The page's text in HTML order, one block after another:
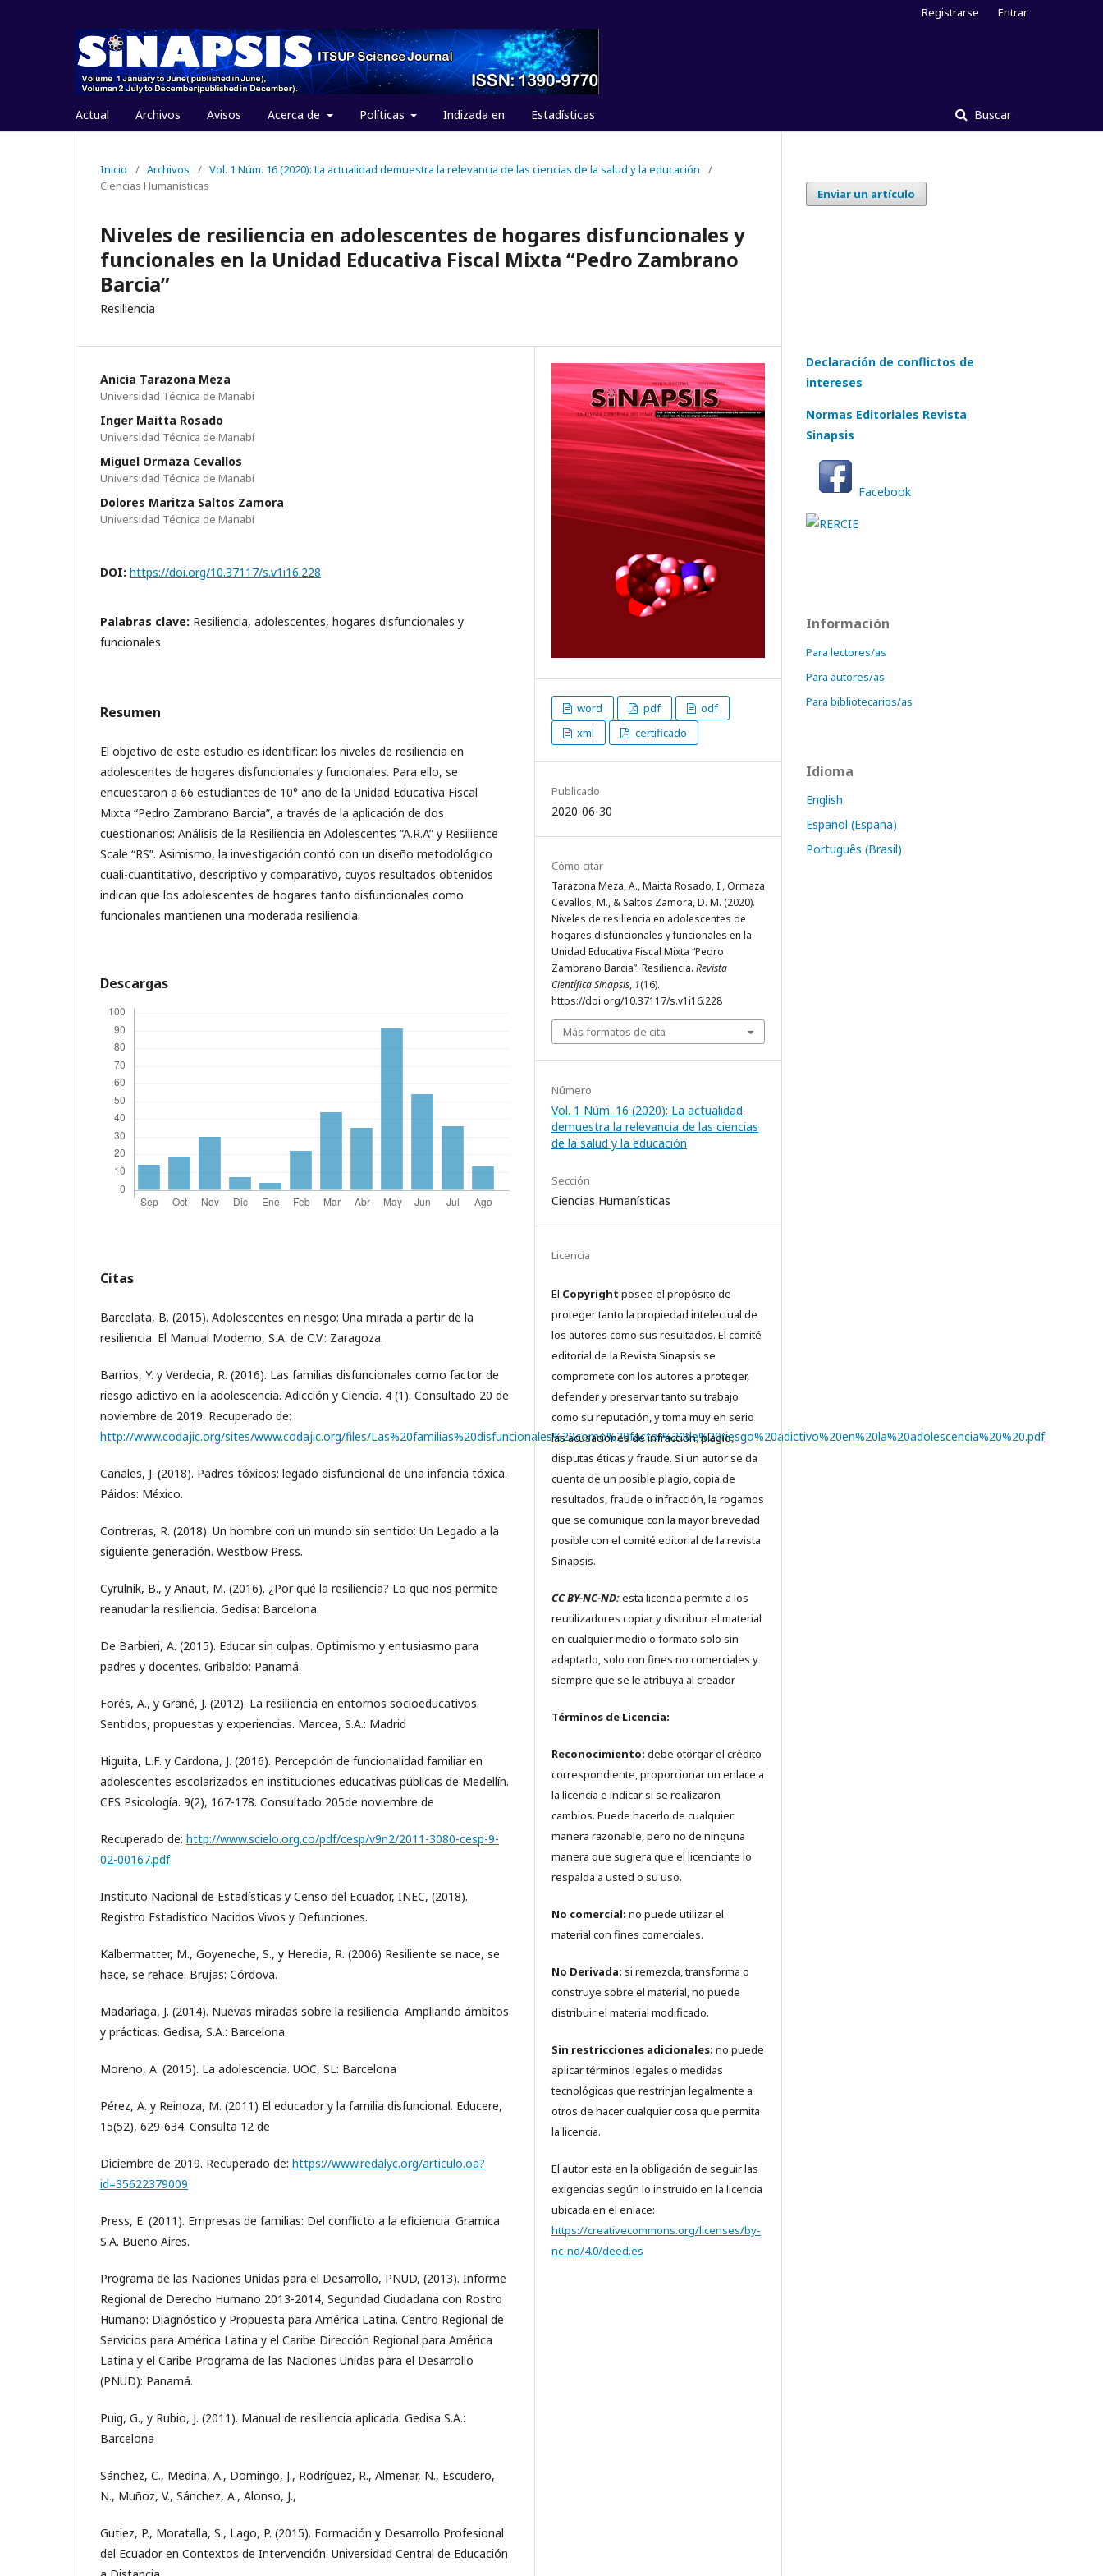
Actual Archivos Avisos Acerca de Políticas Indizada en Estadísticas Buscar
Registrarse Entrar
Inicio / Archivos / Vol. 1 Núm. 16 (2020): La actualidad demuestra la relevancia de las ciencias de la salud y la educación
/
Ciencias Humanísticas
Niveles de resiliencia en adolescentes de hogares disfuncionales y
funcionales en la Unidad Educativa Fiscal Mixta “Pedro Zambrano
Barcia”
Resiliencia
Anicia Tarazona Meza
Universidad Técnica de Manabí
Inger Maitta Rosado
Universidad Técnica de Manabí
Miguel Ormaza Cevallos
Universidad Técnica de Manabí
Dolores Maritza Saltos Zamora
Universidad Técnica de Manabí
DOI: https://doi.org/10.37117/s.v1i16.228
Palabras clave: Resiliencia, adolescentes, hogares disfuncionales y
funcionales
Resumen
El objetivo de este estudio es identificar: los niveles de resiliencia en
adolescentes de hogares disfuncionales y funcionales. Para ello, se
encuestaron a 66 estudiantes de 10° año de la Unidad Educativa Fiscal
Mixta “Pedro Zambrano Barcia”, a través de la aplicación de dos
cuestionarios: Análisis de la Resiliencia en Adolescentes “A.R.A” y Resilience
Scale “RS”. Asimismo, la investigación contó con un diseño metodológico
cuali-cuantitativo, descriptivo y comparativo, cuyos resultados obtenidos
indican que los adolescentes de hogares tanto disfuncionales como
funcionales mantienen una moderada resiliencia.
Descargas
Citas
Barcelata, B. (2015). Adolescentes en riesgo: Una mirada a partir de la
resiliencia. El Manual Moderno, S.A. de C.V.: Zaragoza.
Barrios, Y. y Verdecia, R. (2016). Las familias disfuncionales como factor de
riesgo adictivo en la adolescencia. Adicción y Ciencia. 4 (1). Consultado 20 de
noviembre de 2019. Recuperado de:
http://www.codajic.org/sites/www.codajic.org/files/Las%20familias%20disfuncionales%20como%20factor%20de%20riesgo%20adictivo%20en%20la%20adolescencia%20%20.pdf
Canales, J. (2018). Padres tóxicos: legado disfuncional de una infancia tóxica.
Páidos: México.
Contreras, R. (2018). Un hombre con un mundo sin sentido: Un Legado a la
siguiente generación. Westbow Press.
Cyrulnik, B., y Anaut, M. (2016). ¿Por qué la resiliencia? Lo que nos permite
reanudar la resiliencia. Gedisa: Barcelona.
De Barbieri, A. (2015). Educar sin culpas. Optimismo y entusiasmo para
padres y docentes. Gribaldo: Panamá.
Forés, A., y Grané, J. (2012). La resiliencia en entornos socioeducativos.
Sentidos, propuestas y experiencias. Marcea, S.A.: Madrid
Higuita, L.F. y Cardona, J. (2016). Percepción de funcionalidad familiar en
adolescentes escolarizados en instituciones educativas públicas de Medellín.
CES Psicología. 9(2), 167-178. Consultado 205de noviembre de
Recuperado de: http://www.scielo.org.co/pdf/cesp/v9n2/2011-3080-cesp-9-
02-00167.pdf
Instituto Nacional de Estadísticas y Censo del Ecuador, INEC, (2018).
Registro Estadístico Nacidos Vivos y Defunciones.
Kalbermatter, M., Goyeneche, S., y Heredia, R. (2006) Resiliente se nace, se
hace, se rehace. Brujas: Córdova.
Madariaga, J. (2014). Nuevas miradas sobre la resiliencia. Ampliando ámbitos
y prácticas. Gedisa, S.A.: Barcelona.
Moreno, A. (2015). La adolescencia. UOC, SL: Barcelona
Pérez, A. y Reinoza, M. (2011) El educador y la familia disfuncional. Educere,
15(52), 629-634. Consulta 12 de
Diciembre de 2019. Recuperado de: https://www.redalyc.org/articulo.oa?
id=35622379009
Press, E. (2011). Empresas de familias: Del conflicto a la eficiencia. Gramica
S.A. Bueno Aires.
Programa de las Naciones Unidas para el Desarrollo, PNUD, (2013). Informe
Regional de Derecho Humano 2013-2014, Seguridad Ciudadana con Rostro
Humano: Diagnóstico y Propuesta para América Latina. Centro Regional de
Servicios para América Latina y el Caribe Dirección Regional para América
Latina y el Caribe Programa de las Naciones Unidas para el Desarrollo
(PNUD): Panamá.
Puig, G., y Rubio, J. (2011). Manual de resiliencia aplicada. Gedisa S.A.:
Barcelona
Sánchez, C., Medina, A., Domingo, J., Rodríguez, R., Almenar, N., Escudero,
N., Muñoz, V., Sánchez, A., Alonso, J.,
Gutiez, P., Moratalla, S., Lago, P. (2015). Formación y Desarrollo Profesional
del Ecuador en Contextos de Intervención. Universidad Central de Educación
word pdf
odf
xml
certificado
Publicado
2020-06-30
Cómo citar
Tarazona Meza, A., Maitta Rosado, I., Ormaza
Cevallos, M., & Saltos Zamora, D. M. (2020).
Niveles de resiliencia en adolescentes de
hogares disfuncionales y funcionales en la
Unidad Educativa Fiscal Mixta “Pedro
Zambrano Barcia”: Resiliencia. Revista
Científica Sinapsis, 1(16).
https://doi.org/10.37117/s.v1i16.228
Más formatos de cita
Número
Vol. 1 Núm. 16 (2020): La actualidad
demuestra la relevancia de las ciencias
de la salud y la educación
Sección
Ciencias Humanísticas
Licencia
El Copyright posee el propósito de
proteger tanto la propiedad intelectual de
los autores como sus resultados. El comité
editorial de la Revista Sinapsis se
compromete con los autores a proteger,
defender y preservar tanto su trabajo
como su reputación, y toma muy en serio
las acusaciones de infracción, plagio,
disputas éticas y fraude. Si un autor se da
cuenta de un posible plagio, copia de
resultados, fraude o infracción, le rogamos
que se comunique con la mayor brevedad
posible con el comité editorial de la revista
Sinapsis.
CC BY-NC-ND:esta licencia permite a los
reutilizadores copiar y distribuir el material
en cualquier medio o formato solo sin
adaptarlo, solo con fines no comerciales y
siempre que se le atribuya al creador.
Términos de Licencia:
Reconocimiento: debe otorgar el crédito
correspondiente, proporcionar un enlace a
la licencia e indicar si se realizaron
cambios. Puede hacerlo de cualquier
manera razonable, pero no de ninguna
manera que sugiera que el licenciante lo
respalda a usted o su uso.
No comercial: no puede utilizar el
material con fines comerciales.
No Derivada: si remezcla, transforma o
construye sobre el material, no puede
distribuir el material modificado.
Sin restricciones adicionales: no puede
aplicar términos legales o medidas
tecnológicas que restrinjan legalmente a
otros de hacer cualquier cosa que permita
la licencia.
El autor esta en la obligación de seguir las
exigencias según lo instruido en la licencia
ubicada en el enlace:
https://creativecommons.org/licenses/by-
nc-nd/4.0/deed.es
Enviar un artículo
Declaración de conflictos de
intereses
Normas Editoriales Revista
Sinapsis
Facebook
Información
Para lectores/as
Para autores/as
Para bibliotecarios/as
Idioma
English
Español (España)
Português (Brasil)